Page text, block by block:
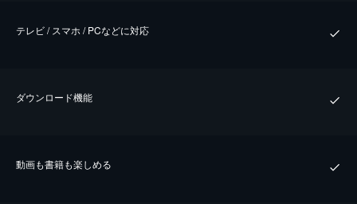
テレビ / スマホ / PCなどに対応
ダウンロード機能
動画も書籍も楽しめる